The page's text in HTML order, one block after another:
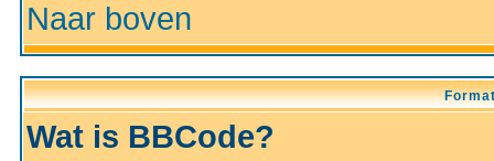
Naar boven
Wat is BBCode?